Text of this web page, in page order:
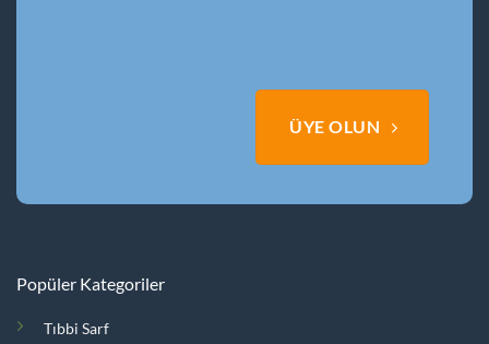
ÜYE OLUN
Popüler Kategoriler
Tıbbi Sarf